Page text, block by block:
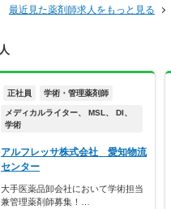
最近見た薬剤師求人をもっと見る
正社員 学術・管理薬剤師
メディカルライター、 MSL、 DI、
学術
アルフレッサ株式会社 愛知物流
センター
大手医薬品卸会社において学術担当
兼管理薬剤師募集！…